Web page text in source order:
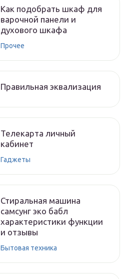
Как подобрать шкаф для
варочной панели и
духового шкафа
Прочее
Правильная эквализация
Телекарта личный
кабинет
Гаджеты
Стиральная машина
самсунг эко бабл
характеристики функции
и отзывы
Бытовая техника